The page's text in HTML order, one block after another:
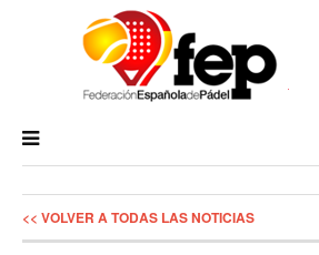
<< VOLVER A TODAS LAS NOTICIAS